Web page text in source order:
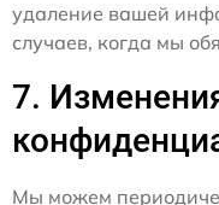
удаление вашей
случаев, когда мы
7.
Мы можем